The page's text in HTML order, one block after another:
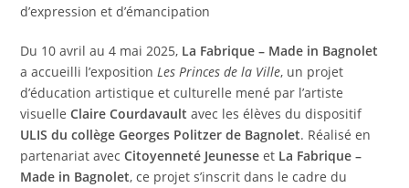
d’expression et d’émancipation
Du 10 avril au 4 mai 2025, La Fabrique – Made in Bagnolet
a accueilli l’expositionLes Princes de la Ville, un projet
d’éducation artistique et culturelle mené par l’artiste
visuelleClaire Courdavault avec les élèves du dispositif
ULIS du collège Georges Politzer de Bagnolet. Réalisé en
partenariat avecCitoyenneté Jeunesse et La Fabrique –
Made in Bagnolet, ce projet s’inscrit dans le cadre du